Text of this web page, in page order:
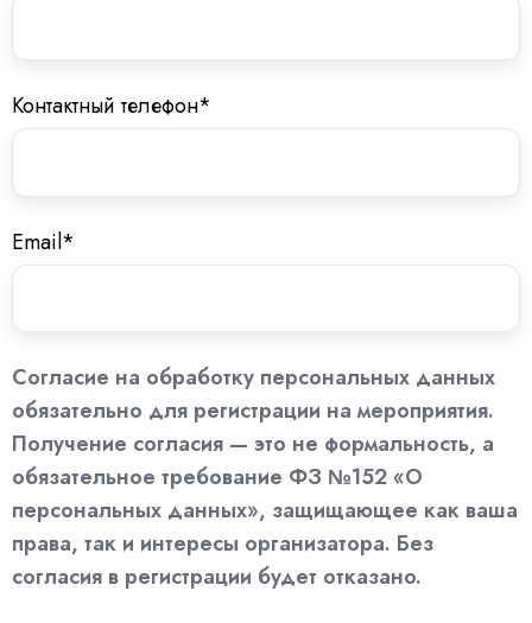
Контактный телефон*
Email*
Согласие на обработку персональных данных
обязательно для регистрации на мероприятия.
Получение согласия — это не формальность, а
обязательное требование ФЗ №152 «О
персональных данных», защищающее как ваша
права, так и интересы организатора. Без
согласия в регистрации будет отказано.